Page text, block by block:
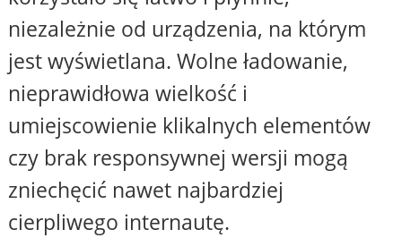
niezależnie od urządzenia, na którym
jest wyświetlana. Wolne ładowanie,
nieprawidłowa wielkość i
umiejscowienie klikalnych elementów
czy brak responsywnej wersji mogą
zniechęcić nawet najbardziej
cierpliwego internautę.